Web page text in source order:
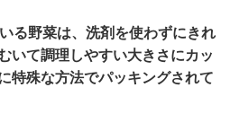
る野菜は、洗剤を使わずにきれ
いて調理しやすい大きさにカッ
特殊な方法でパッキングされて